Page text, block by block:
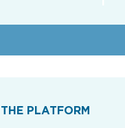
PLATFORM